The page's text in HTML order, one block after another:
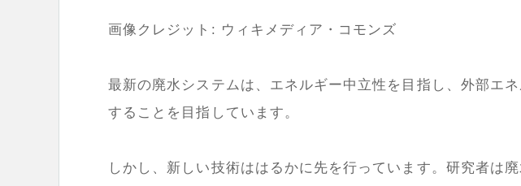
画像クレジット: ウィキメディア・コモンズ
最新の廃水システムは、エネルギー中立性を目指し、外部エ
することを目指しています。
しかし、新しい技術ははるかに先を行っています。研究者は